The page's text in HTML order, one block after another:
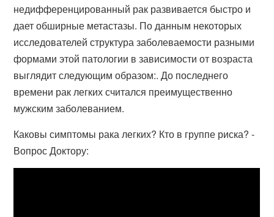
недифференцированный рак развивается быстро и
дает обширные метастазы. По данным некоторых
исследователей структура заболеваемости разными
формами этой патологии в зависимости от возраста
выглядит следующим образом:. До последнего
времени рак легких считался преимущественно
мужским заболеванием.
Каковы симптомы рака легких? Кто в группе риска? -
Вопрос Доктору: